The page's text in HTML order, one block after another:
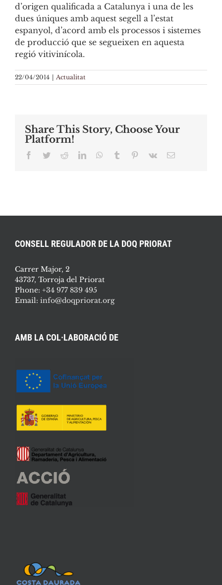
d’origen qualificada a Catalunya i una de les
dues úniques amb aquest segell a l’estat
espanyol, d’acord amb els processos i sistemes
de producció que se segueixen en aquesta
regió vitivinícola.
22/04/2014 | Actualitat
Share This Story, Choose Your
Platform!
Facebook
TwitterRedditLinkedInWhatsApp
Tumblr Pinterest
Vk Email:
CONSELL REGULADOR DE LA DOQ PRIORAT
Carrer Major, 2
43737, Torroja del Priorat
Phone: +34 977 839 495
Email: info@doqpriorat.org
AMB LA COL·LABORACIÓ DE